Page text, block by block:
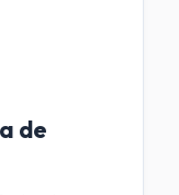
de